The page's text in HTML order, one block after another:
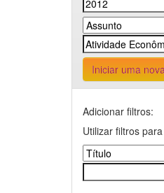
Iniciar uma
Adicionar filtros:
Utilizar filtros